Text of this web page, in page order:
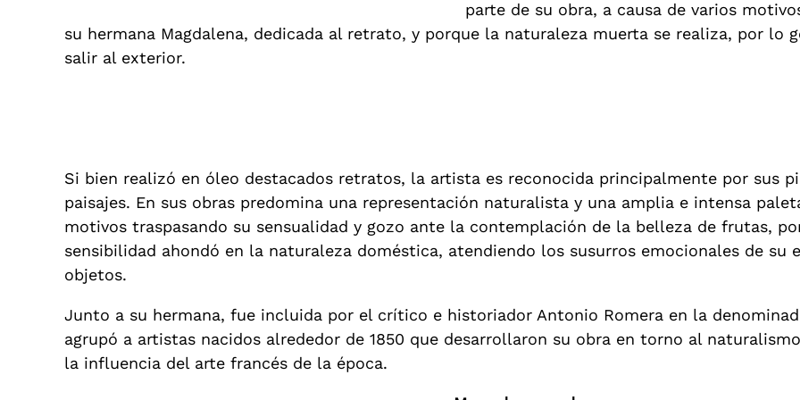
parte de su obra, a causa de varios
su hermana Magdalena, dedicada al retrato, y porque la naturaleza muerta se realiza, por lo
salir al exterior.
Si bien realizó en óleo destacados retratos, la artista es reconocida principalmente por sus
paisajes. En sus obras predomina una representación naturalista y una amplia e intensa
motivos traspasando su sensualidad y gozo ante la contemplación de la belleza de frutas,
sensibilidad ahondó en la naturaleza doméstica, atendiendo los susurros emocionales de su
objetos.
Junto a su hermana, fue incluida por el crítico e historiador Antonio Romera en la
agrupó a artistas nacidos alrededor de 1850 que desarrollaron su obra en torno al
la influencia del arte francés de la época.